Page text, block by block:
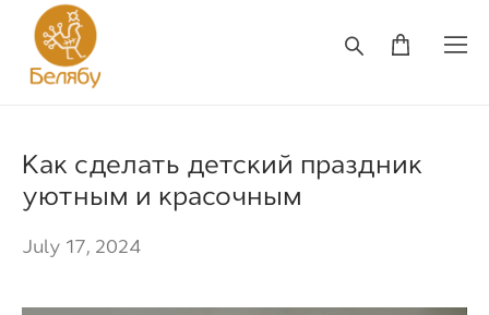
July 17, 2024
Как сделать детский праздник
уютным и красочным